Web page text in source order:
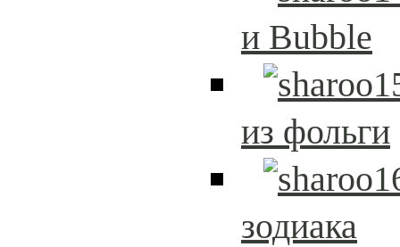
и Bubble
из фольги
зодиака